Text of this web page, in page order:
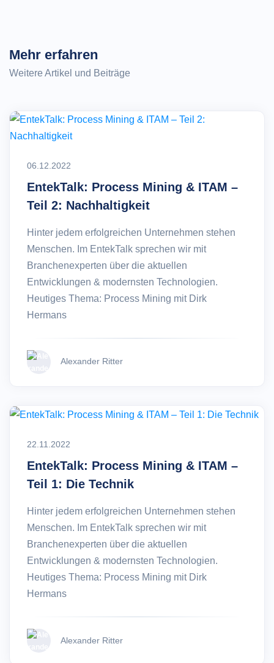
Mehr erfahren
Weitere Artikel und Beiträge
06.12.2022
EntekTalk: Process Mining & ITAM –
Teil 2: Nachhaltigkeit
Hinter jedem erfolgreichen Unternehmen stehen
Menschen. Im EntekTalk sprechen wir mit
Branchenexperten über die aktuellen
Entwicklungen & modernsten Technologien.
Heutiges Thema: Process Mining mit Dirk
Hermans
Alexander Ritter
22.11.2022
EntekTalk: Process Mining & ITAM –
Teil 1: Die Technik
Hinter jedem erfolgreichen Unternehmen stehen
Menschen. Im EntekTalk sprechen wir mit
Branchenexperten über die aktuellen
Entwicklungen & modernsten Technologien.
Heutiges Thema: Process Mining mit Dirk
Hermans
Alexander Ritter